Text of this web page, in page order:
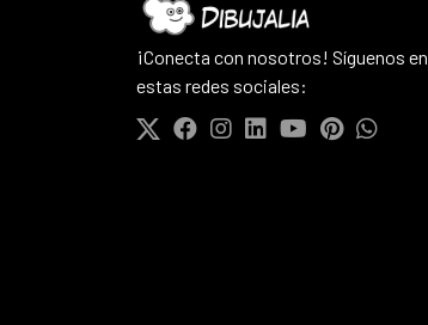
¡Conecta con nosotros! Síguenos en
estas redes sociales: